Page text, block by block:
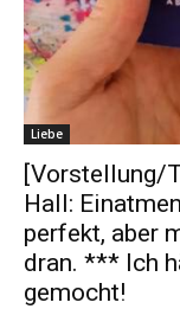
Liebe
[Vorstellung/
Hall:
perfekt, aber
dran. *** Ich
gemocht!